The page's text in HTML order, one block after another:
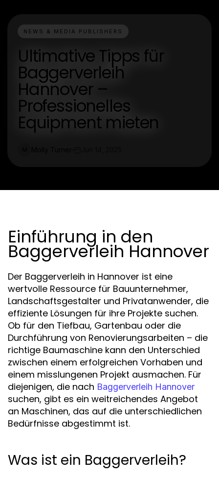
NEWS & MEDIA PUBLISHERS
Ultimative Tipps für
Baggerverleih
Hannover –
Professionelles
Equipment mieten
Einführung in den
Baggerverleih Hannover
Der Baggerverleih in Hannover ist eine
wertvolle Ressource für Bauunternehmer,
Landschaftsgestalter und Privatanwender, die
effiziente Lösungen für ihre Projekte suchen.
Ob für den Tiefbau, Gartenbau oder die
Durchführung von Renovierungsarbeiten – die
richtige Baumaschine kann den Unterschied
zwischen einem erfolgreichen Vorhaben und
einem misslungenen Projekt ausmachen. Für
diejenigen, die nach Baggerverleih Hannover
suchen, gibt es ein weitreichendes Angebot
an Maschinen, das auf die unterschiedlichen
Bedürfnisse abgestimmt ist.
Was ist ein Baggerverleih?